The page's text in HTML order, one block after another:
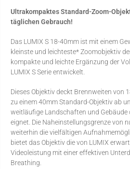
Ultrakompaktes Standard-Zoom-
täglichen Gebrauch!
Das LUMIX S 18-40mm ist mit einem
kleinste und leichteste* Zoomobjektiv
kompakte und leichte Ergänzung der
LUMIX S Serie entwickelt.
Dieses Objektiv deckt Brennweiten von
zu einem 40mm Standard-Objektiv ab
weitläufige Landschaften und
eignet. Die Naheinstellungsgrenze von
weiterhin die vielfältigen
bietet das Objektiv die von LUMIX
Videoleistung mit einer effektiven
Breathing.